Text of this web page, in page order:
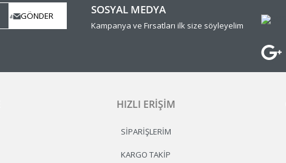
SOSYAL MEDYA
Kampanya ve Fırsatları ilk size söyleyelim
HIZLI ERIŞIM
SIPARIŞLERIM
KARGO TAKIP